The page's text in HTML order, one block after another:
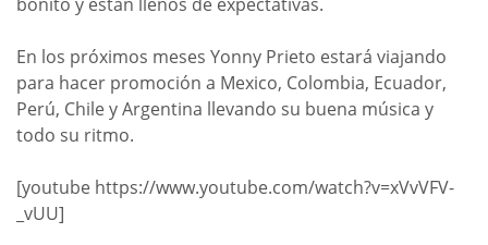
En los próximos meses Yonny Prieto estará viajando
para hacer promoción a Mexico, Colombia, Ecuador,
Perú, Chile y Argentina llevando su buena música y
todo su ritmo.
[youtube https://www.youtube.com/watch?v=xVvVFV-
_vUU]